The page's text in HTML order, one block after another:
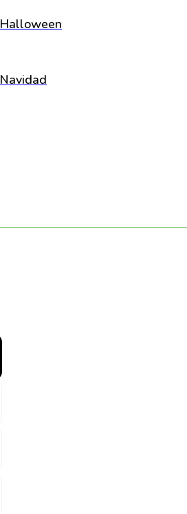
Halloween
Navidad